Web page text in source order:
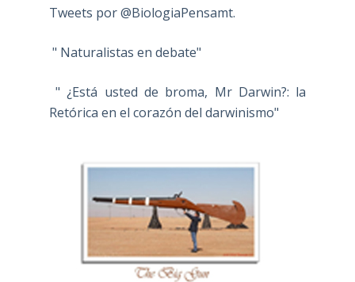
Tweets por @BiologiaPensamt.
" Naturalistas en debate"
" ¿Está usted de broma, Mr Darwin?: la
Retórica en el corazón del darwinismo"